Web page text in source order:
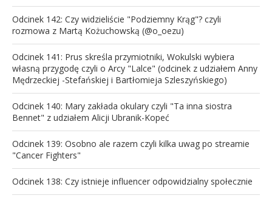
Odcinek 142: Czy widzieliście "Podziemny Krąg"? czyli
rozmowa z Martą Kożuchowską (@o_oezu)
Odcinek 141: Prus skreśla przymiotniki, Wokulski wybiera
własną przygodę czyli o Arcy "Lalce" (odcinek z udziałem Anny
Mędrzeckiej -Stefańskiej i Bartłomieja Szleszyńskiego)
Odcinek 140: Mary zakłada okulary czyli "Ta inna siostra
Bennet" z udziałem Alicji Ubranik-Kopeć
Odcinek 139: Osobno ale razem czyli kilka uwag po streamie
"Cancer Fighters"
Odcinek 138: Czy istnieje influencer odpowidzialny społecznie